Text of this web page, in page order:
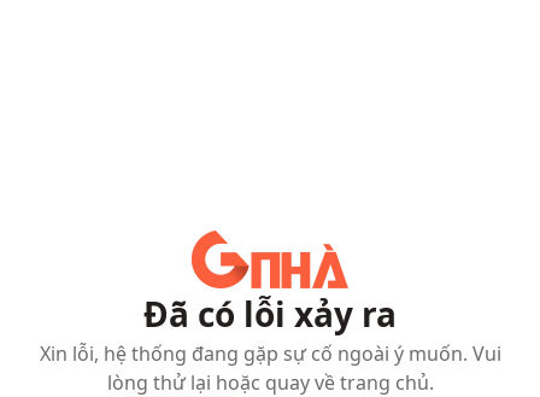
Đã có lỗi xảy ra
Xin lỗi, hệ thống đang gặp sự cố ngoài ý muốn. Vui
lòng thử lại hoặc quay về trang chủ.